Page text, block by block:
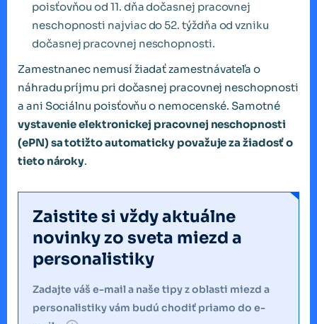
poisťovňou od 11. dňa dočasnej pracovnej
neschopnosti najviac do 52. týždňa od vzniku
dočasnej pracovnej neschopnosti.
Zamestnanec nemusí žiadať zamestnávateľa o
náhradu príjmu pri dočasnej pracovnej neschopnosti
a ani Sociálnu poisťovňu o nemocenské. Samotné
vystavenie elektronickej pracovnej neschopnosti
(ePN) sa totižto automaticky považuje za žiadosť o
tieto nároky.
Zaistite si vždy aktuálne
novinky zo sveta miezd a
personalistiky
Zadajte váš e-mail a naše tipy z oblasti miezd a
personalistiky vám budú chodiť priamo do e-